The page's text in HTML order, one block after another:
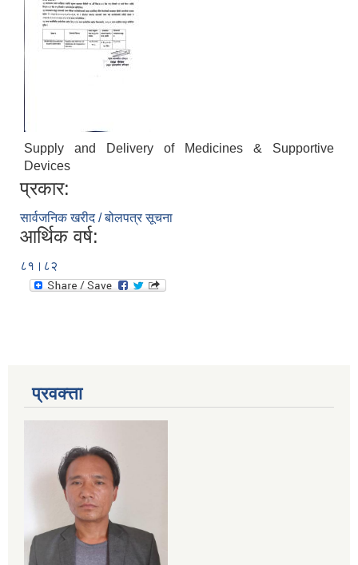
Supply and Delivery of Medicines & Supportive
Devices
प्रकार:
सार्वजनिक खरीद / बोलपत्र सूचना
आर्थिक वर्ष:
८१।८२
प्रवक्त्ता